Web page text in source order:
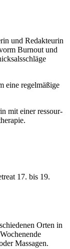
und Redak­teurin
Burnout und
eine regelmäßige
mit einer ressour­
Orten in
Massagen.